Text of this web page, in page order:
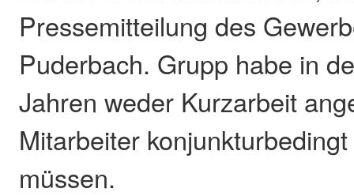
Pressemitteilung des
Puderbach. Grupp habe in
Jahren weder Kurzarbeit
Mitarbeiter
müssen.